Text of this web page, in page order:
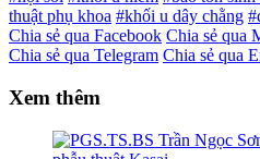
thuật phụ khoa #khối u dây chằng
Chia sẻ qua Facebook Chia sẻ qua
Chia sẻ qua Telegram Chia sẻ qua
Xem thêm